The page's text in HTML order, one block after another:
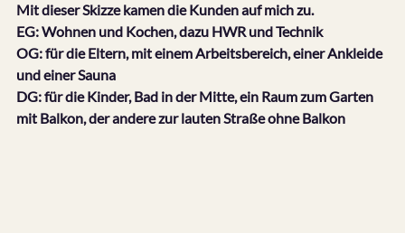
Mit dieser Skizze kamen die Kunden auf mich zu.
EG: Wohnen und Kochen, dazu HWR und Technik
OG: für die Eltern, mit einem Arbeitsbereich, einer Ankleide
und einer Sauna
DG: für die Kinder, Bad in der Mitte, ein Raum zum Garten
mit Balkon, der andere zur lauten Straße ohne Balkon